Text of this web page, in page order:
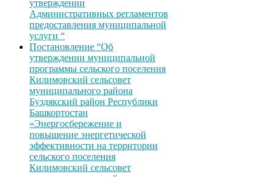
утверждении
Административных регламентов
предоставления муниципальной
услуги “
Постановление “Об
утверждении муниципальной
программы сельского поселения
Килимовский сельсовет
муниципального района
Буздякский район Республики
Башкортостан
«Энергосбережение и
повышение энергетической
эффективности на территории
сельского поселения
Килимовский сельсовет